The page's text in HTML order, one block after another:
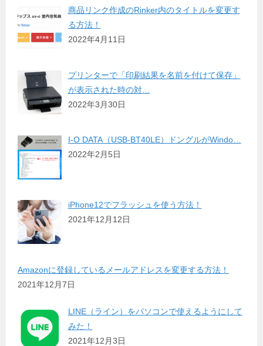
商品リンク作成のRinker内のタイトルを変更す
る方法！
2022年4月11日
プリンターで「印刷結果を名前を付けて保存」
が表示された時の対…
2022年3月30日
I-O DATA（USB-BT40LE）ドングルがWindo…
2022年2月5日
iPhone12でフラッシュを使う方法！
2021年12月12日
Amazonに登録しているメールアドレスを変更する方法！
2021年12月7日
LINE（ライン）をパソコンで使えるようにして
みた！
2021年12月3日